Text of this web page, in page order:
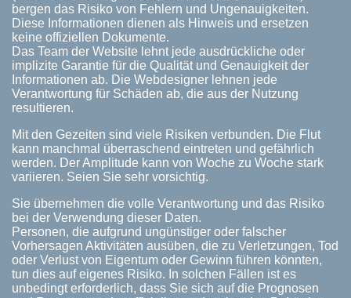
bergen das Risiko von Fehlern und Ungenauigkeiten.
Diese Informationen dienen als Hinweis und ersetzen
keine offiziellen Dokumente.
Das Team der Website lehnt jede ausdrückliche oder
implizite Garantie für die Qualität und Genauigkeit der
Informationen ab. Die Webdesigner lehnen jede
Verantwortung für Schäden ab, die aus der Nutzung
resultieren.
Mit den Gezeiten sind viele Risiken verbunden. Die Flut
kann manchmal überraschend eintreten und gefährlich
werden. Der Amplitude kann von Woche zu Woche stark
variieren. Seien Sie sehr vorsichtig.
Sie übernehmen die volle Verantwortung und das Risiko
bei der Verwendung dieser Daten.
Personen, die aufgrund ungünstiger oder falscher
Vorhersagen Aktivitäten ausüben, die zu Verletzungen, Tod
oder Verlust von Eigentum oder Gewinn führen könnten,
tun dies auf eigenes Risiko. In solchen Fällen ist es
unbedingt erforderlich, dass Sie sich auf die Prognosen